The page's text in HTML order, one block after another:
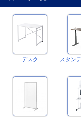
デスク
スタン